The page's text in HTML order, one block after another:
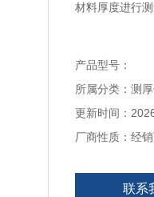
材料厚度进行
产品型号：
所属分类：测
更新时间：
厂商性质：经
联系